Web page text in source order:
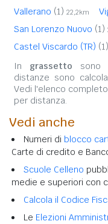
Vallerano (1) 22,2km
San Lorenzo Nuovo (1)
Castel Viscardo (TR) (1)
In grassetto sono
distanze sono
Vedi l'elenco
per distanza.
Vedi anche
Numeri di blocco
Carte di credito e
Scuole Celleno
medie e superiori con
Calcola il Codice
Le Elezioni